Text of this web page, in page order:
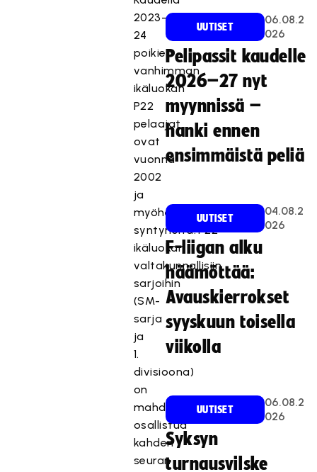
2023–
24
poikien
vanhimman
ikäluokan
P22
pelaajat
ovat
vuonna
2002
ja
myöhemmin
syntyneitä. P22-
ikäluokan
valtakunnallisiin
sarjoihin
(SM-
sarja
ja
1.
divisioona)
on
mahdollisuus
osallistua
kahden
seuran
UUTISET
06.08.2
026
Pelipassit kaudelle
2026–27 nyt
myynnissä –
hanki ennen
ensimmäistä peliä
UUTISET
04.08.2
026
F-liigan alku
häämöttää:
Avauskierrokset
syyskuun toisella
viikolla
UUTISET
06.08.2
026
Syksyn
turnausvilske